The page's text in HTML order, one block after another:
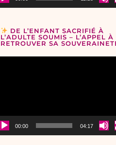
DE L’ENFANT SACRIFIÉ À
L’ADULTE SOUMIS – L’APPEL À
RETROUVER SA
00:00 04:17